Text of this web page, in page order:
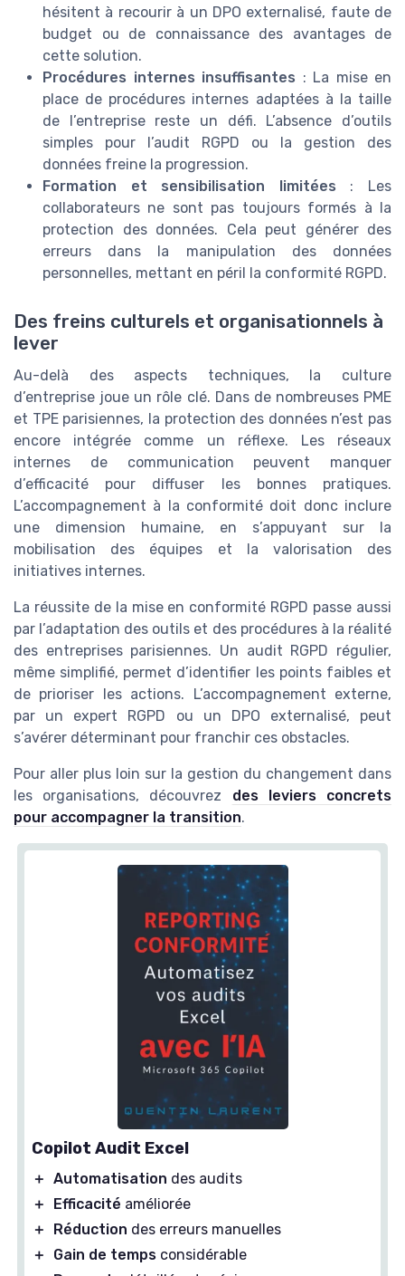
hésitent à recourir à un DPO externalisé, faute de
budget ou de connaissance des avantages de
cette solution.
Procédures internes insuffisantes : La mise en
place de procédures internes adaptées à la taille
de l’entreprise reste un défi. L’absence d’outils
simples pour l’audit RGPD ou la gestion des
données freine la progression.
Formation et sensibilisation limitées : Les
collaborateurs ne sont pas toujours formés à la
protection des données. Cela peut générer des
erreurs dans la manipulation des données
personnelles, mettant en péril la conformité RGPD.
Des freins culturels et organisationnels à
lever
Au-delà des aspects techniques, la culture
d’entreprise joue un rôle clé. Dans de nombreuses PME
et TPE parisiennes, la protection des données n’est pas
encore intégrée comme un réflexe. Les réseaux
internes de communication peuvent manquer
d’efficacité pour diffuser les bonnes pratiques.
L’accompagnement à la conformité doit donc inclure
une dimension humaine, en s’appuyant sur la
mobilisation des équipes et la valorisation des
initiatives internes.
La réussite de la mise en conformité RGPD passe aussi
par l’adaptation des outils et des procédures à la réalité
des entreprises parisiennes. Un audit RGPD régulier,
même simplifié, permet d’identifier les points faibles et
de prioriser les actions. L’accompagnement externe,
par un expert RGPD ou un DPO externalisé, peut
s’avérer déterminant pour franchir ces obstacles.
Pour aller plus loin sur la gestion du changement dans
les organisations, découvrez des leviers concrets
pour accompagner la transition.
Copilot Audit Excel
＋ Automatisation des audits
＋
Efficacité améliorée
＋
Réduction des erreurs manuelles
＋
Gain de temps considérable